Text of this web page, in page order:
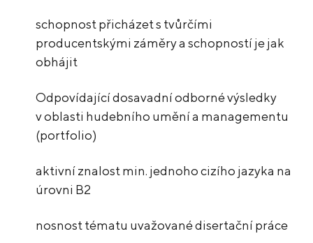
schopnost přicházet s tvůrčími
producentskými záměry a schopností je jak
obhájit
Odpovídající dosavadní odborné výsledky
v oblasti hudebního umění a managementu
(portfolio)
aktivní znalost min. jednoho cizího jazyka na
úrovni B2
nosnost tématu uvažované disertační práce